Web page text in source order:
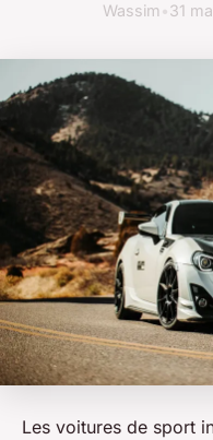
Wassim•31
Les voitures de sport